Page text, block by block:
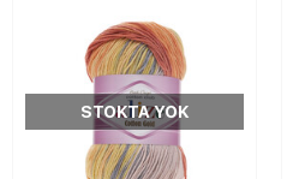
STOKTA YOK